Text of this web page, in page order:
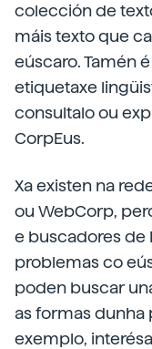
colección de
máis texto que
eúscaro. Tamén
etiquetaxe
consultalo ou
CorpEus.
Xa existen na
ou WebCorp,
e buscadores de
problemas co
poden buscar
as formas dunha
exemplo,